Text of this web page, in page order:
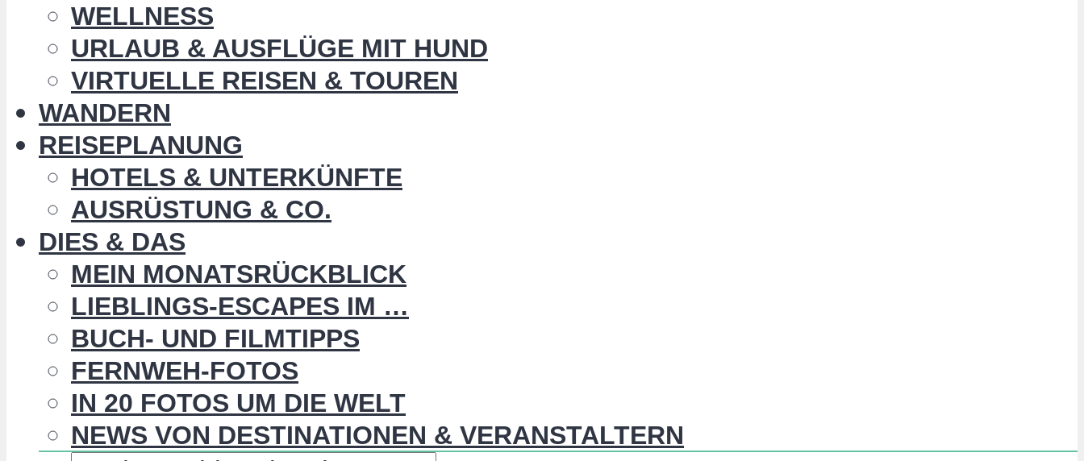
WELLNESS
URLAUB & AUSFLÜGE MIT HUND
VIRTUELLE REISEN & TOUREN
WANDERN
REISEPLANUNG
HOTELS & UNTERKÜNFTE
AUSRÜSTUNG & CO.
DIES & DAS
MEIN MONATSRÜCKBLICK
LIEBLINGS-ESCAPES IM …
BUCH- UND FILMTIPPS
FERNWEH-FOTOS
IN 20 FOTOS UM DIE WELT
NEWS VON DESTINATIONEN & VERANSTALTERN